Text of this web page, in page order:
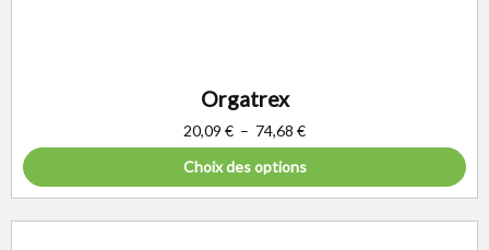
Orgatrex
20,09 € – 74,68 €
Choix des options